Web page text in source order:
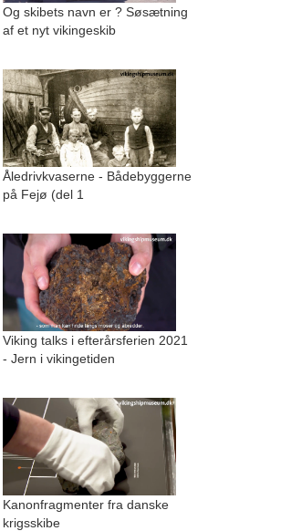
Og skibets navn er ? Søsætning
af et nyt vikingeskib
Åledrivkvaserne - Bådebyggerne
på Fejø (del 1
Viking talks i efterårsferien 2021
- Jern i vikingetiden
Kanonfragmenter fra danske
krigsskibe